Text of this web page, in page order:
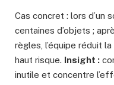
Cas concret : lors d’un
centaines d’objets ;
règles, l’équipe réduit
haut risque. Insight :
inutile et concentre